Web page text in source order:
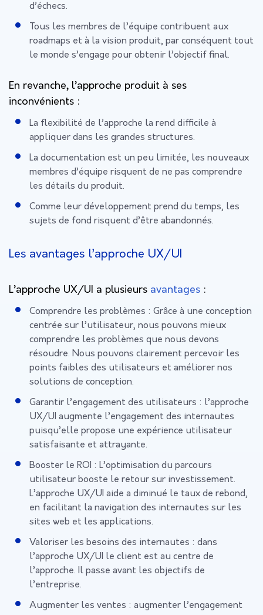
d’échecs.
Tous les membres de l’équipe contribuent aux
roadmaps et à la vision produit, par conséquent tout
le monde s’engage pour obtenir l’objectif final.
En revanche, l’approche produit à ses
inconvénients :
La flexibilité de l’approche la rend difficile à
appliquer dans les grandes structures.
La documentation est un peu limitée, les nouveaux
membres d’équipe risquent de ne pas comprendre
les détails du produit.
Comme leur développement prend du temps, les
sujets de fond risquent d’être abandonnés.
Les avantages l’approche UX/UI
L’approche UX/UI a plusieurs avantages :
Comprendre les problèmes : Grâce à une conception
centrée sur l’utilisateur, nous pouvons mieux
comprendre les problèmes que nous devons
résoudre. Nous pouvons clairement percevoir les
points faibles des utilisateurs et améliorer nos
solutions de conception.
Garantir l’engagement des utilisateurs : l’approche
UX/UI augmente l’engagement des internautes
puisqu’elle propose une expérience utilisateur
satisfaisante et attrayante.
Booster le ROI : L’optimisation du parcours
utilisateur booste le retour sur investissement.
L’approche UX/UI aide a diminué le taux de rebond,
en facilitant la navigation des internautes sur les
sites web et les applications.
Valoriser les besoins des internautes : dans
l’approche UX/UI le client est au centre de
l’approche. Il passe avant les objectifs de
l’entreprise.
Augmenter les ventes : augmenter l’engagement